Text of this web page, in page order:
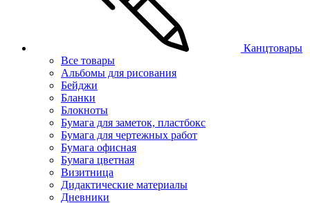
Канцтовары
Все товары
Альбомы для рисования
Бейджи
Бланки
Блокноты
Бумага для заметок, пластбокс
Бумага для чертежных работ
Бумага офисная
Бумага цветная
Визитница
Дидактические материалы
Дневники